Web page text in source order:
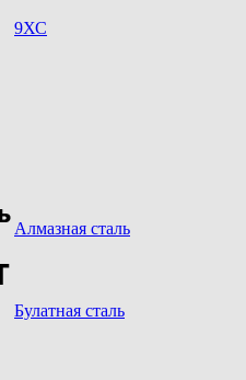
9ХС
Алмазная сталь
Булатная сталь